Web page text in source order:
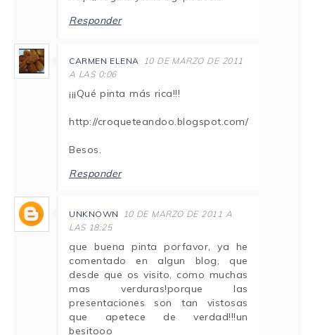
Responder
CARMEN ELENA 10 DE MARZO DE 2011
A LAS 0:06
¡¡¡Qué pinta más rica!!!
http://croqueteandoo.blogspot.com/
Besos.
Responder
UNKNOWN
10 DE MARZO DE 2011 A
LAS 18:25
que buena pinta porfavor, ya he
comentado en algun blog, que
desde que os visito, como muchas
mas verduras!porque las
presentaciones son tan vistosas
que apetece de verdad!!!un
besitooo